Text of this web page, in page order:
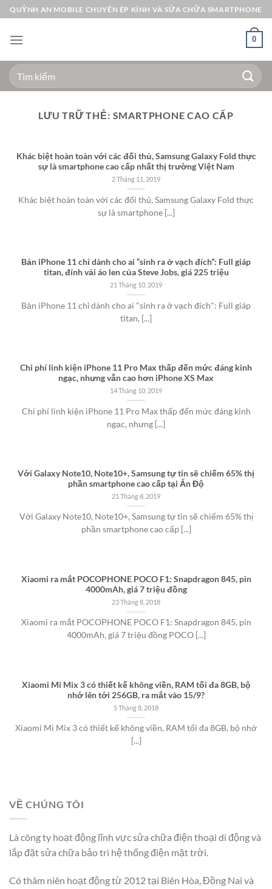
Bỏ
qua
nội
QUỲNH AN MOBILE CHUYÊN ÉP KÍNH VÀ SỬA CHỮA SMARTPHONE
0
Tìm
kiếm:
LƯU TRỮ THẺ: SMARTPHONE CAO CẤP
Khác biệt hoàn toàn với các đối thủ, Samsung Galaxy Fold thực
sự là smartphone cao cấp nhất thị trường Việt Nam
2 Tháng 11, 2019
Khác biệt hoàn toàn với các đối thủ, Samsung Galaxy Fold thực
sự là smartphone [...]
Bản iPhone 11 chỉ dành cho ai “sinh ra ở vạch đích”: Full giáp
titan, đính vải áo len của Steve Jobs, giá 225 triệu
21 Tháng 10, 2019
Bản iPhone 11 chỉ dành cho ai "sinh ra ở vạch đích": Full giáp
titan, [...]
Chi phí linh kiện iPhone 11 Pro Max thấp đến mức đáng kinh
ngạc, nhưng vẫn cao hơn iPhone XS Max
14 Tháng 10, 2019
Chi phí linh kiện iPhone 11 Pro Max thấp đến mức đáng kinh
ngạc, nhưng [...]
Với Galaxy Note10, Note10+, Samsung tự tin sẽ chiếm 65% thị
phần smartphone cao cấp tại Ấn Độ
21 Tháng 8, 2019
Với Galaxy Note10, Note10+, Samsung tự tin sẽ chiếm 65% thị
phần smartphone cao cấp [...]
Xiaomi ra mắt POCOPHONE POCO F1: Snapdragon 845, pin
4000mAh, giá 7 triệu đồng
23 Tháng 8, 2018
Xiaomi ra mắt POCOPHONE POCO F1: Snapdragon 845, pin
4000mAh, giá 7 triệu đồng POCO [...]
Xiaomi Mi Mix 3 có thiết kế không viền, RAM tối đa 8GB, bộ
nhớ lên tới 256GB, ra mắt vào 15/9?
5 Tháng 8, 2018
Xiaomi Mi Mix 3 có thiết kế không viền, RAM tối đa 8GB, bộ nhớ
[...]
VỀ CHÚNG TÔI
Là công ty hoạt động lĩnh vực sửa chữa điện thoại di động và
lắp đặt sửa chữa bảo trì hệ thống điện mặt trời.
Có thâm niên hoạt động từ 2012 tại Biên Hòa, Đồng Nai và